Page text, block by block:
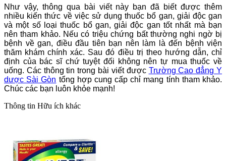
Như vậy, thông qua bài viết này bạn đã biết được thêm
nhiều kiến thức về việc sử dụng thuốc bổ gan, giải độc gan
và một số loại thuốc bổ gan, giải độc gan tốt nhất mà bạn
nên tham khảo. Nếu có triệu chứng bất thường nghi ngờ bị
bệnh về gan, điều đầu tiên bạn nên làm là đến bệnh viện
thăm khám chính xác. Sau đó điều trị theo hướng dẫn, chỉ
định của bác sĩ chứ tuyệt đối không nên tự mua thuốc về
uống. Các thông tin trong bài viết được Trường Cao đẳng Y
dược Sài Gòn tổng hợp cung cấp chỉ mang tính tham khảo.
Chúc các bạn luôn khỏe mạnh!
Thông tin Hữu ích khác